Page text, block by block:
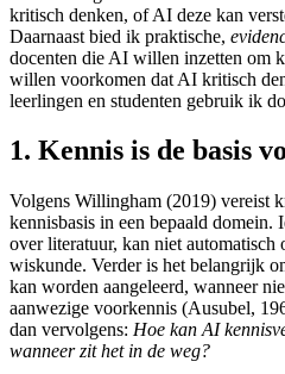
kritisch denken, of AI deze kan
Daarnaast bied ik praktische,
docenten die AI willen inzetten om
willen voorkomen dat AI kritisch
leerlingen en studenten gebruik ik
1. Kennis is de basis
Volgens Willingham (2019) vereist
kennisbasis in een bepaald domein.
over literatuur, kan niet
wiskunde. Verder is het belangrijk
kan worden aangeleerd, wanneer
aanwezige voorkennis (Ausubel,
dan vervolgens: Hoe kan AI
wanneer zit het in de weg?